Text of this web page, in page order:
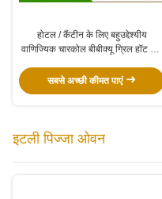
होटल / कैंटीन के लिए बहुउद्देश्यीय
वाणिज्यिक चारकोल बीबीक्यू ग्रिल हॉट पॉट
सबसे अच्छी कीमत पाएं
इटली पिज्जा ओवन